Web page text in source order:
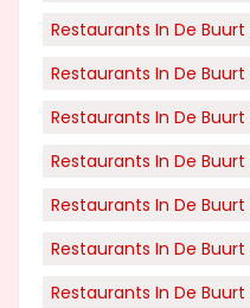
Restaurants In De
Restaurants In De Buurt
Restaurants In De
Restaurants In De
Restaurants In De
Restaurants In De
Restaurants In De